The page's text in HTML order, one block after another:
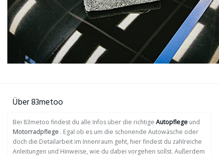
Über 83metoo
Bei 83metoo findest du alle Infos über die richtige Autopflege und
Motorradpflege . Egal ob es um die schonende Autowäsche oder
doch die Detailarbeit im Innenraum geht, hier findest du zahlreiche
Anleitungen und Hinweise, wie du dabei vorgehen sollst. Außerdem